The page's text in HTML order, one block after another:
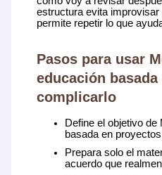
estructura evita
permite repetir lo que
Pasos para usar
educación
complicarlo
Define el objetivo
basada en
Prepara solo el
acuerdo que